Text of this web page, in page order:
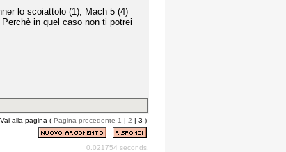
lo scoiattolo (1), Mach 5 (4)
in quel caso non ti potrei
Vai alla pagina ( Pagina precedente 1 | 2 | 3 )
0.021754 seconds.